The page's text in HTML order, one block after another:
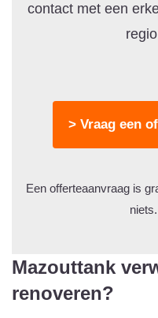
contact met een
> Vraag een
Een offerteaanvraag is
niets.
Mazouttank
renoveren?